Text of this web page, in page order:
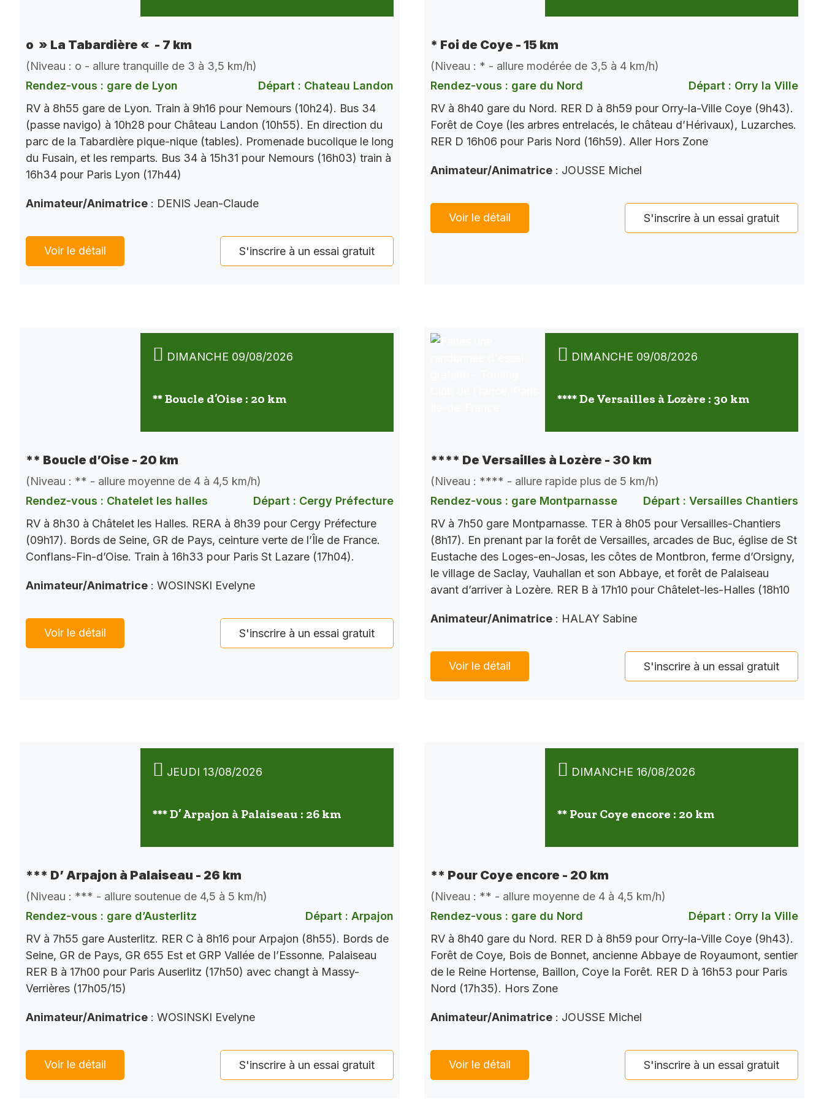
o » La Tabardière « - 7 km
(Niveau : o - allure tranquille de 3 à 3,5 km/h)
Rendez-vous : gare de Lyon
Départ : Chateau Landon
RV à 8h55 gare de Lyon. Train à 9h16 pour Nemours (10h24). Bus 34
(passe navigo) à 10h28 pour Château Landon (10h55). En direction du
parc de la Tabardière pique-nique (tables). Promenade bucolique le long
du Fusain, et les remparts. Bus 34 à 15h31 pour Nemours (16h03) train à
16h34 pour Paris Lyon (17h44)
Animateur/Animatrice : DENIS Jean-Claude
Voir le détail S'inscrire à un essai gratuit
* Foi de Coye - 15 km
(Niveau : * - allure modérée de 3,5 à 4 km/h)
Rendez-vous : gare du Nord
Départ : Orry la Ville
RV à 8h40 gare du Nord. RER D à 8h59 pour Orry-la-Ville Coye (9h43).
Forêt de Coye (les arbres entrelacés, le château d’Hérivaux), Luzarches.
RER D 16h06 pour Paris Nord (16h59). Aller Hors Zone
Animateur/Animatrice : JOUSSE Michel
Voir le détail S'inscrire à un essai gratuit
DIMANCHE 09/08/2026
** Boucle d’Oise : 20 km
** Boucle d’Oise - 20 km
(Niveau : ** - allure moyenne de 4 à 4,5 km/h)
Rendez-vous : Chatelet les halles
Départ : Cergy Préfecture
RV à 8h30 à Châtelet les Halles. RERA à 8h39 pour Cergy Préfecture
(09h17). Bords de Seine, GR de Pays, ceinture verte de l’Île de France.
Conflans-Fin-d’Oise. Train à 16h33 pour Paris St Lazare (17h04).
Animateur/Animatrice : WOSINSKI Evelyne
Voir le détail S'inscrire à un essai gratuit
DIMANCHE 09/08/2026
**** De Versailles à Lozère : 30 km
**** De Versailles à Lozère - 30 km
(Niveau : **** - allure rapide plus de 5 km/h)
Rendez-vous : gare Montparnasse
Départ : Versailles Chantiers
RV à 7h50 gare Montparnasse. TER à 8h05 pour Versailles-Chantiers
(8h17). En prenant par la forêt de Versailles, arcades de Buc, église de St
Eustache des Loges-en-Josas, les côtes de Montbron, ferme d’Orsigny,
le village de Saclay, Vauhallan et son Abbaye, et forêt de Palaiseau
avant d’arriver à Lozère. RER B à 17h10 pour Châtelet-les-Halles (18h10
Animateur/Animatrice : HALAY Sabine
Voir le détail S'inscrire à un essai gratuit
JEUDI 13/08/2026
*** D’ Arpajon à Palaiseau : 26 km
*** D’ Arpajon à Palaiseau - 26 km
(Niveau : *** - allure soutenue de 4,5 à 5 km/h)
Rendez-vous : gare d’Austerlitz
Départ : Arpajon
RV à 7h55 gare Austerlitz. RER C à 8h16 pour Arpajon (8h55). Bords de
Seine, GR de Pays, GR 655 Est et GRP Vallée de l’Essonne. Palaiseau
RER B à 17h00 pour Paris Auserlitz (17h50) avec changt à Massy-
Verrières (17h05/15)
Animateur/Animatrice : WOSINSKI Evelyne
Voir le détail S'inscrire à un essai gratuit
DIMANCHE 16/08/2026
** Pour Coye encore : 20 km
** Pour Coye encore - 20 km
(Niveau : ** - allure moyenne de 4 à 4,5 km/h)
Rendez-vous : gare du Nord
Départ : Orry la Ville
RV à 8h40 gare du Nord. RER D à 8h59 pour Orry-la-Ville Coye (9h43).
Forêt de Coye, Bois de Bonnet, ancienne Abbaye de Royaumont, sentier
de le Reine Hortense, Baillon, Coye la Forêt. RER D à 16h53 pour Paris
Nord (17h35). Hors Zone
Animateur/Animatrice : JOUSSE Michel
Voir le détail S'inscrire à un essai gratuit